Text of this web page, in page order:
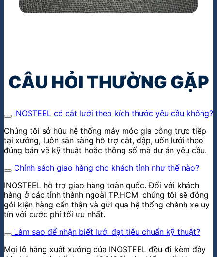
CÂU HỎI THƯỜNG GẶP
INOSTEEL có cắt lưới theo kích thước yêu cầu không?
Chúng tôi sở hữu hệ thống máy móc gia công trực tiếp
tại xưởng, luôn sẵn sàng hỗ trợ cắt, dập, uốn lưới theo
đúng bản vẽ kỹ thuật hoặc thông số mà dự án yêu cầu.
Chính sách giao hàng cho khách tỉnh như thế nào?
INOSTEEL hỗ trợ giao hàng toàn quốc. Đối với khách
hàng ở các tỉnh thành ngoài TP.HCM, chúng tôi sẽ đóng
gói kiện hàng cẩn thận và gửi qua hệ thống chành xe uy
tín với cước phí tối ưu nhất.
Làm sao để nhận biết lưới đạt tiêu chuẩn kỹ thuật?
Mọi lô hàng xuất xưởng của INOSTEEL đều đi kèm đầy